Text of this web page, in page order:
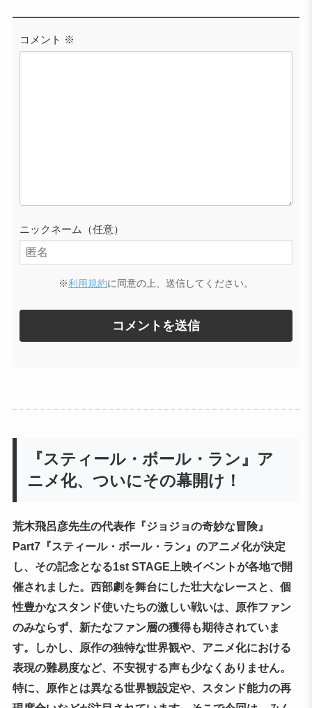
コメント ※
ニックネーム（任意）
※利用規約に同意の上、送信してください。
『スティール・ボール・ラン』ア
ニメ化、ついにその幕開け！
荒木飛呂彦先生の代表作『ジョジョの奇妙な冒険』
Part7『スティール・ボール・ラン』のアニメ化が決定
し、その記念となる1st STAGE上映イベントが各地で開
催されました。西部劇を舞台にした壮大なレースと、個
性豊かなスタンド使いたちの激しい戦いは、原作ファン
のみならず、新たなファン層の獲得も期待されていま
す。しかし、原作の独特な世界観や、アニメ化における
表現の難易度など、不安視する声も少なくありません。
特に、原作とは異なる世界観設定や、スタンド能力の再